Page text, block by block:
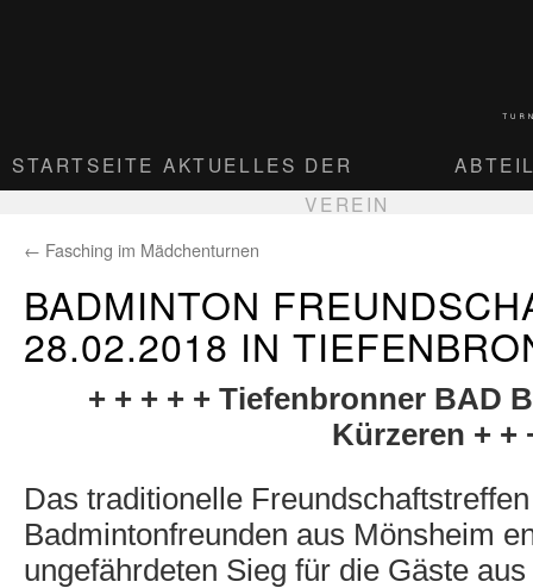
STARTSEITE AKTUELLES DER
VEREIN
← Fasching im Mädchenturnen
BADMINTON
28.02.2018 IN
+ + + + + Tiefenbronner BAD
Kürzeren + +
Das traditionelle
Badmintonfreunden aus Mönsheim
ungefährdeten Sieg für die Gäste